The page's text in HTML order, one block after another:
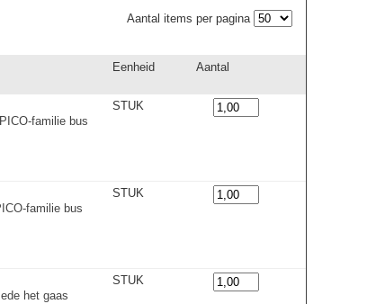
Aantal items per pagina
Eenheid Aantal
familie bus
STUK
familie bus
STUK
het gaas
STUK